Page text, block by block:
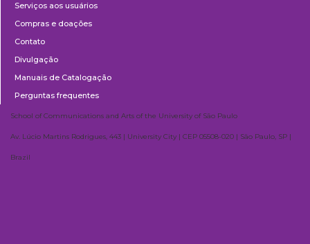
Serviços aos usuários
Compras e doações
Contato
Divulgação
Manuais de Catalogação
Perguntas frequentes
School of Communications and Arts of the University of São Paulo
Av. Lúcio Martins Rodrigues, 443 | University City | CEP 05508-020 | São Paulo, SP |
Brazil